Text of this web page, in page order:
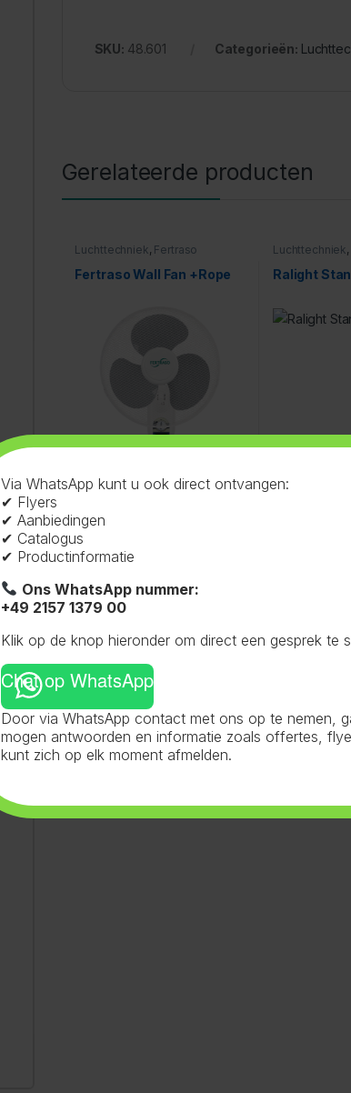
SKU: 48.601 Categorieën:
Gerelateerde producten
Luchttechniek, Fertraso
Fertraso Wall Fan +Rope
Luchttechniek,
Ralight
Via WhatsApp kunt u ook direct ontvangen:
✔ Flyers
✔ Aanbiedingen
✔ Catalogus
✔ Productinformatie
Ons WhatsApp nummer:
+49 2157 1379 00
Klik op de knop hieronder om direct een gesprek te
Chat op WhatsApp
Door via WhatsApp contact met ons op te nemen,
mogen antwoorden en informatie zoals offertes,
kunt zich op elk moment afmelden.